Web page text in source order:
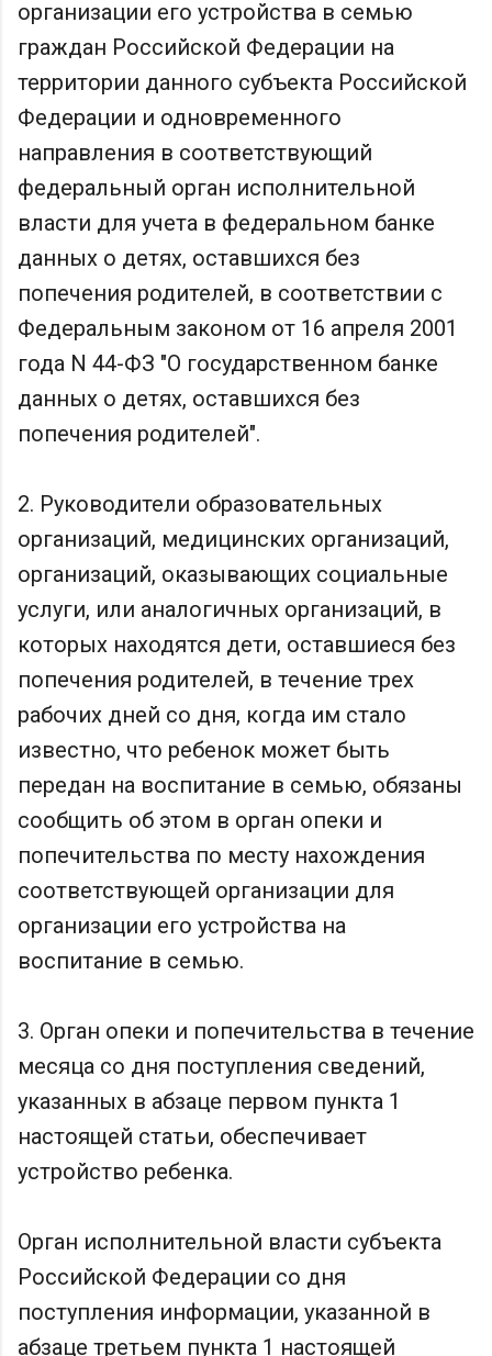
организации его устройства в семью
граждан Российской Федерации на
территории данного субъекта Российской
Федерации и одновременного
направления в соответствующий
федеральный орган исполнительной
власти для учета в федеральном банке
данных о детях, оставшихся без
попечения родителей, в соответствии с
Федеральным законом от 16 апреля 2001
года N 44-ФЗ "О государственном банке
данных о детях, оставшихся без
попечения родителей".
2. Руководители образовательных
организаций, медицинских организаций,
организаций, оказывающих социальные
услуги, или аналогичных организаций, в
которых находятся дети, оставшиеся без
попечения родителей, в течение трех
рабочих дней со дня, когда им стало
известно, что ребенок может быть
передан на воспитание в семью, обязаны
сообщить об этом в орган опеки и
попечительства по месту нахождения
соответствующей организации для
организации его устройства на
воспитание в семью.
3. Орган опеки и попечительства в течение
месяца со дня поступления сведений,
указанных в абзаце первом пункта 1
настоящей статьи, обеспечивает
устройство ребенка.
Орган исполнительной власти субъекта
Российской Федерации со дня
поступления информации, указанной в
абзаце третьем пункта 1 настоящей